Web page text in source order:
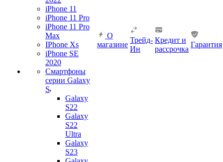
iPhone 11
iPhone 11 Pro
iPhone 11 Pro
Max
IPhone Xs
iPhone SE
2020
Смартфоны
серии Galaxy
S
Galaxy
S22
Galaxy
S22
Ultra
Galaxy
S23
О
магазине
Трейд-
Ин
Кредит и
рассрочка
Гарантия